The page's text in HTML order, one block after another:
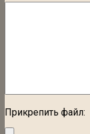
Прикрепить файл: